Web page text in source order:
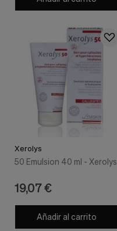
Xerolys
50 Emulsion 40 ml - Xerolys
19,07 €
Añadir al carrito